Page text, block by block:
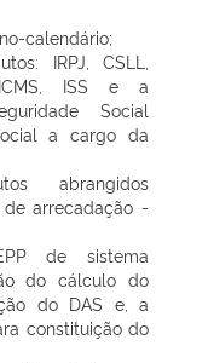
calendário;
IRPJ, CSLL,
ISS e a
Social
a cargo da
abrangidos
arrecadação -
de sistema
do cálculo do
do DAS e, a
constituição do